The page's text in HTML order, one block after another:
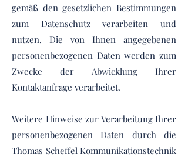
gemäß den gesetzlichen Bestimmungen
zum Datenschutz verarbeiten und
nutzen. Die von Ihnen angegebenen
personenbezogenen Daten werden zum
Zwecke der Abwicklung Ihrer
Kontaktanfrage verarbeitet.
Weitere Hinweise zur Verarbeitung Ihrer
personenbezogenen Daten durch die
Thomas Scheffel Kommunikationstechnik